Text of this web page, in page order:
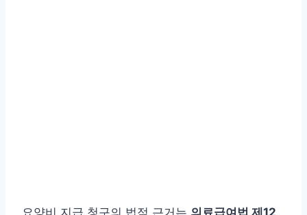
요양비 지급 청구의 법적 근거는 의료급여법 제12